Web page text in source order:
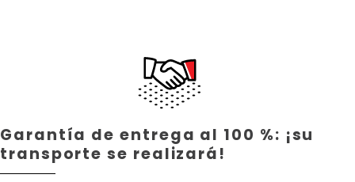
Garantía de entrega al 100 %: ¡su
transporte se realizará!